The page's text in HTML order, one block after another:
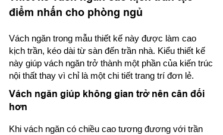
điểm nhấn cho phòng ngủ
Vách ngăn trong mẫu thiết kế này được làm cao
kịch trần, kéo dài từ sàn đến trần nhà. Kiểu thiết kế
này giúp vách ngăn trở thành một phần của kiến trúc
nội thất thay vì chỉ là một chi tiết trang trí đơn lẻ.
Vách ngăn giúp không gian trở nên cân đối
hơn
Khi vách ngăn có chiều cao tương đương với trần